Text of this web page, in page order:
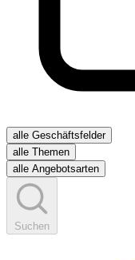
alle Geschäftsfelder
alle Themen
alle Angebotsarten
Suchen